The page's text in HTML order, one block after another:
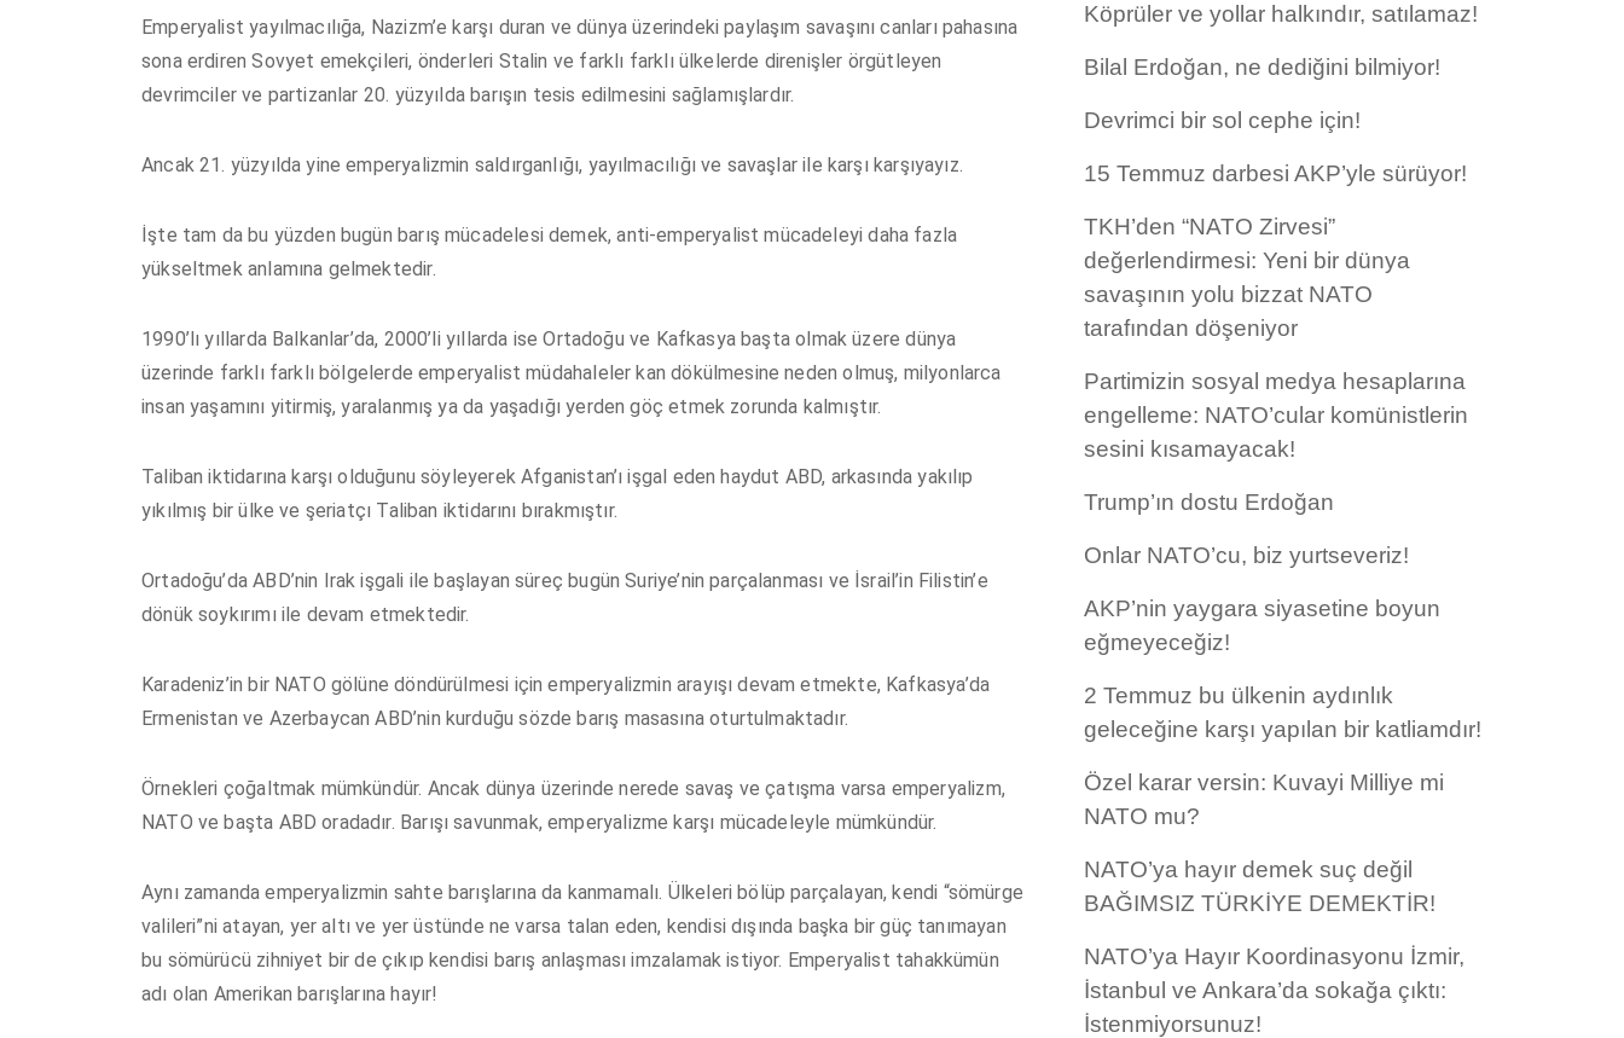
Emperyalist yayılmacılığa, Nazizm’e karşı duran ve dünya üzerindeki paylaşım savaşını canları pahasına
sona erdiren Sovyet emekçileri, önderleri Stalin ve farklı farklı ülkelerde direnişler örgütleyen
devrimciler ve partizanlar 20. yüzyılda barışın tesis edilmesini sağlamışlardır.
Ancak 21. yüzyılda yine emperyalizmin saldırganlığı, yayılmacılığı ve savaşlar ile karşı karşıyayız.
İşte tam da bu yüzden bugün barış mücadelesi demek, anti-emperyalist mücadeleyi daha fazla
yükseltmek anlamına gelmektedir.
1990’lı yıllarda Balkanlar’da, 2000’li yıllarda ise Ortadoğu ve Kafkasya başta olmak üzere dünya
üzerinde farklı farklı bölgelerde emperyalist müdahaleler kan dökülmesine neden olmuş, milyonlarca
insan yaşamını yitirmiş, yaralanmış ya da yaşadığı yerden göç etmek zorunda kalmıştır.
Taliban iktidarına karşı olduğunu söyleyerek Afganistan’ı işgal eden haydut ABD, arkasında yakılıp
yıkılmış bir ülke ve şeriatçı Taliban iktidarını bırakmıştır.
Ortadoğu’da ABD’nin Irak işgali ile başlayan süreç bugün Suriye’nin parçalanması ve İsrail’in Filistin’e
dönük soykırımı ile devam etmektedir.
Karadeniz’in bir NATO gölüne döndürülmesi için emperyalizmin arayışı devam etmekte, Kafkasya’da
Ermenistan ve Azerbaycan ABD’nin kurduğu sözde barış masasına oturtulmaktadır.
Örnekleri çoğaltmak mümkündür. Ancak dünya üzerinde nerede savaş ve çatışma varsa emperyalizm,
NATO ve başta ABD oradadır. Barışı savunmak, emperyalizme karşı mücadeleyle mümkündür.
Aynı zamanda emperyalizmin sahte barışlarına da kanmamalı. Ülkeleri bölüp parçalayan, kendi “sömürge
valileri”ni atayan, yer altı ve yer üstünde ne varsa talan eden, kendisi dışında başka bir güç tanımayan
bu sömürücü zihniyet bir de çıkıp kendisi barış anlaşması imzalamak istiyor. Emperyalist tahakkümün
adı olan Amerikan barışlarına hayır!
Köprüler ve yollar halkındır, satılamaz!
Bilal Erdoğan, ne dediğini bilmiyor!
Devrimci bir sol cephe için!
15 Temmuz darbesi AKP’yle sürüyor!
TKH’den “NATO Zirvesi”
değerlendirmesi: Yeni bir dünya
savaşının yolu bizzat NATO
tarafından döşeniyor
Partimizin sosyal medya hesaplarına
engelleme: NATO’cular komünistlerin
sesini kısamayacak!
Trump’ın dostu Erdoğan
Onlar NATO’cu, biz yurtseveriz!
AKP’nin yaygara siyasetine boyun
eğmeyeceğiz!
2 Temmuz bu ülkenin aydınlık
geleceğine karşı yapılan bir katliamdır!
Özel karar versin: Kuvayi Milliye mi
NATO mu?
NATO’ya hayır demek suç değil
BAĞIMSIZ TÜRKİYE DEMEKTİR!
NATO’ya Hayır Koordinasyonu İzmir,
İstanbul ve Ankara’da sokağa çıktı:
İstenmiyorsunuz!